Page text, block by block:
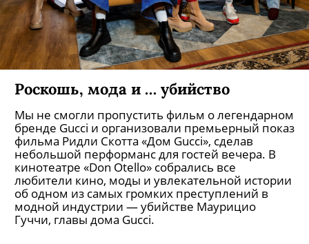
Роскошь, мода и … убийство